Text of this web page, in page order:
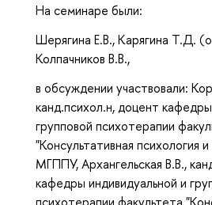
На семинаре были:
Шерягина Е.В., Карягина Т.Д.
Колпачников В.В.,
в обсуждении участвовали:
канд.психол.н, доцент
групповой психотерапии
"Консультативная психология
МГППУ, Архангельская В.В.,
кафедры индивидуальной и